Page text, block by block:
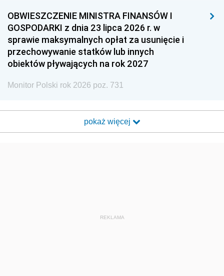
OBWIESZCZENIE MINISTRA FINANSÓW I
GOSPODARKI z dnia 23 lipca 2026 r. w
sprawie maksymalnych opłat za usunięcie i
przechowywanie statków lub innych
obiektów pływających na rok 2027
Monitor Polski rok 2026 poz. 731
pokaż więcej
REKLAMA